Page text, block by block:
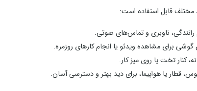
قابل استفاده است:
ناوبری و تماس‌های صوتی.
گوشی برای مشاهده ویدئو یا انجام کارهای روزمره.
کنار تخت یا روی میز کار.
قطار یا هواپیما، برای دید بهتر و دسترسی آسان.